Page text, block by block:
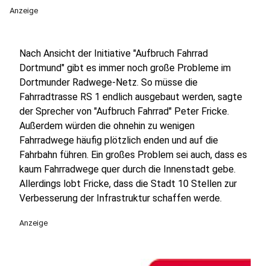
Anzeige
Nach Ansicht der Initiative "Aufbruch Fahrrad
Dortmund" gibt es immer noch große Probleme im
Dortmunder Radwege-Netz. So müsse die
Fahrradtrasse RS 1 endlich ausgebaut werden, sagte
der Sprecher von "Aufbruch Fahrrad" Peter Fricke.
Außerdem würden die ohnehin zu wenigen
Fahrradwege häufig plötzlich enden und auf die
Fahrbahn führen. Ein großes Problem sei auch, dass es
kaum Fahrradwege quer durch die Innenstadt gebe.
Allerdings lobt Fricke, dass die Stadt 10 Stellen zur
Verbesserung der Infrastruktur schaffen werde.
Anzeige